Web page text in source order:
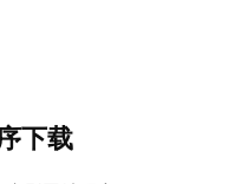
下载